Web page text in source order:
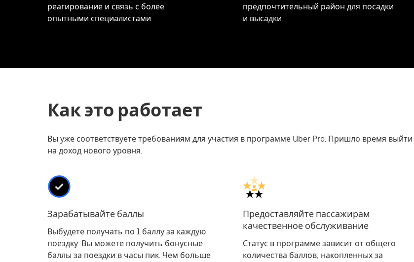
реагирование и связь с более
опытными специалистами.
предпочтительный район для посадки
и высадки.
Как это работает
Вы уже соответствуете требованиям для участия в программе Uber Pro. Пришло время выйти
на доход нового уровня.
Зарабатывайте баллы
Выбудете получать по 1 баллу за каждую
поездку. Вы можете получить бонусные
баллы за поездки в часы пик. Чем больше
Предоставляйте пассажирам
качественное обслуживание
Статус в программе зависит от общего
количества баллов, накопленных за